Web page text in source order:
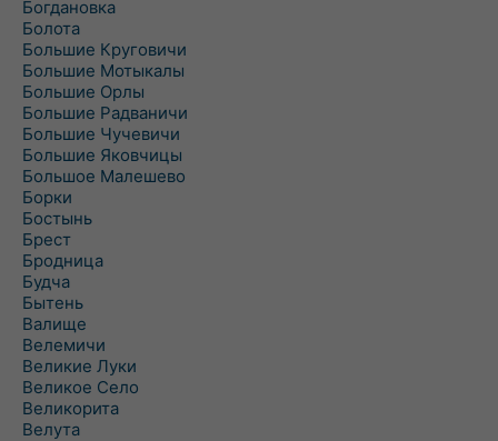
Богдановка
Болота
Большие Круговичи
Большие Мотыкалы
Большие Орлы
Большие Радваничи
Большие Чучевичи
Большие Яковчицы
Большое Малешево
Борки
Бостынь
Брест
Бродница
Будча
Бытень
Валище
Велемичи
Великие Луки
Великое Село
Великорита
Велута